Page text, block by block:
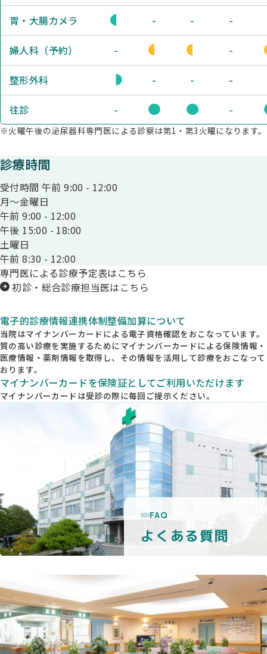
胃・大腸カメラ
- - -
婦人科（予約） - -
整形外科 - - -
往診 - -
※火曜午後の泌尿器科専門医による診察は第1・第3火曜になります。
診療時間
受付時間 午前9:00 - 12:00
月〜金曜日
午前9:00 - 12:00
午後 15:00 - 18:00
土曜日
午前8:30 - 12:00
専門医による診療予定表はこちら
初診・総合診療担当医はこちら
電子的診療情報連携体制整備加算について
当院はマイナンバーカードによる電子資格確認をおこなっています。
質の高い診療を実施するためにマイナンバーカードによる保険情報・
医療情報・薬剤情報を取得し、その情報を活用して診療をおこなって
おります。
マイナンバーカードを保険証としてご利用いただけます
マイナンバーカードは受診の際に毎回ご提示ください。
FAQ
よくある質問